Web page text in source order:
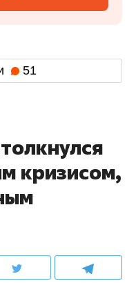
51
кризисом,